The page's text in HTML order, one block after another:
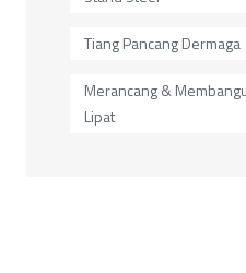
Tiang Pancang Dermaga
Merancang &
Lipat